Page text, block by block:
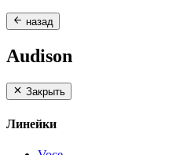
назад
Audison
Закрыть
Линейки